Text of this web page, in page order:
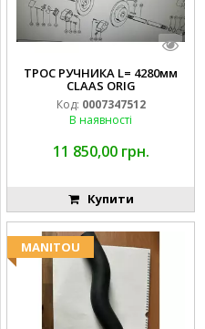
ТРОС РУЧНИКА L= 4280мм
CLAAS ORIG
Код: 0007347512
В наявності
11 850,00 грн.
Купити
MANITOU